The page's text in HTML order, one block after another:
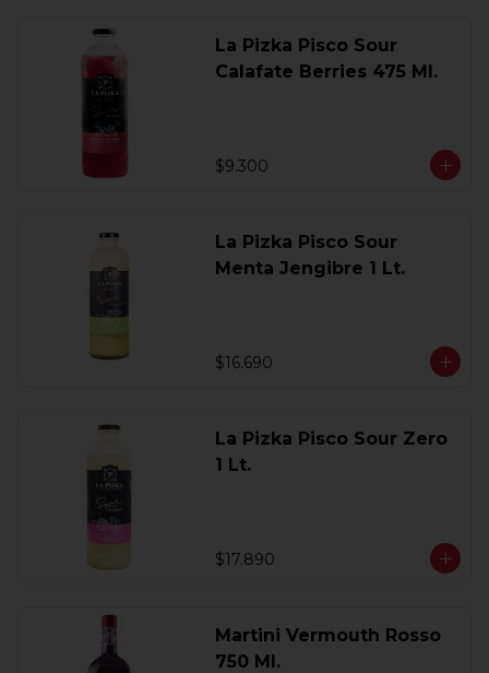
La Pizka Pisco Sour
Calafate Berries 475 Ml.
$9.300
La Pizka Pisco Sour
Menta Jengibre 1 Lt.
$16.690
La Pizka Pisco Sour Zero
1 Lt.
$17.890
Martini Vermouth Rosso
750 Ml.